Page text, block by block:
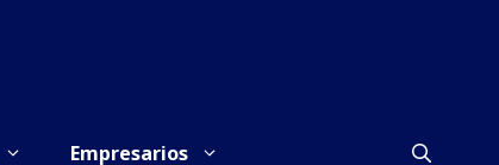
Empresarios